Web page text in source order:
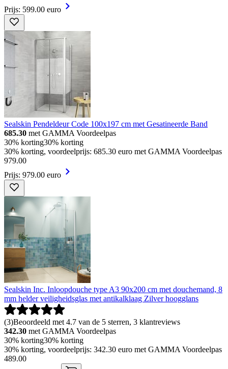
Prijs: 599.00 euro
Sealskin Pendeldeur Code 100x197 cm met Gesatineerde Band
685.30 met GAMMA Voordeelpas
30% korting30% korting
30% korting, voordeelprijs: 685.30 euro met GAMMA Voordeelpas
979.00
Prijs: 979.00 euro
Sealskin Inc. Inloopdouche type A3 90x200 cm met douchemand, 8
mm helder veiligheidsglas met antikalklaag Zilver hoogglans
(3)Beoordeeld met 4.7 van de 5 sterren, 3 klantreviews
342.30 met GAMMA Voordeelpas
30% korting30% korting
30% korting, voordeelprijs: 342.30 euro met GAMMA Voordeelpas
489.00